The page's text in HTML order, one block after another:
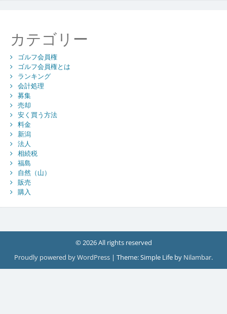
カテゴリー
ゴルフ会員権
ゴルフ会員権とは
ランキング
会計処理
募集
売却
安く買う方法
料金
新潟
法人
相続税
福島
自然（山）
販売
購入
© 2026 All rights reserved
Proudly powered by WordPress | Theme: Simple Life by Nilambar.